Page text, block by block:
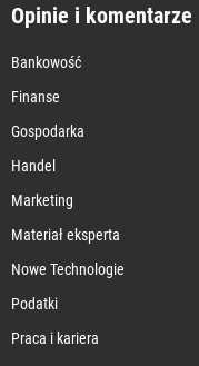
Opinie i komentarze
Bankowość
Finanse
Gospodarka
Handel
Marketing
Materiał eksperta
Nowe Technologie
Podatki
Praca i kariera